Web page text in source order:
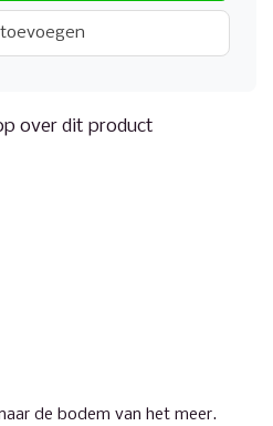
over dit product
de bodem van het meer.